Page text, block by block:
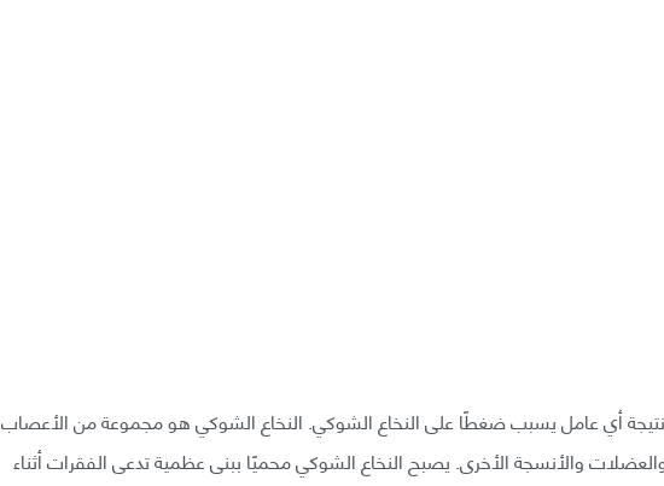
أي عامل يسبب ضغطًا على النخاع الشوكي. النخاع الشوكي هو مجموعة من الأعصاب
والأنسجة الأخرى. يصبح النخاع الشوكي محميًا ببنى عظمية تدعى الفقرات أثناء